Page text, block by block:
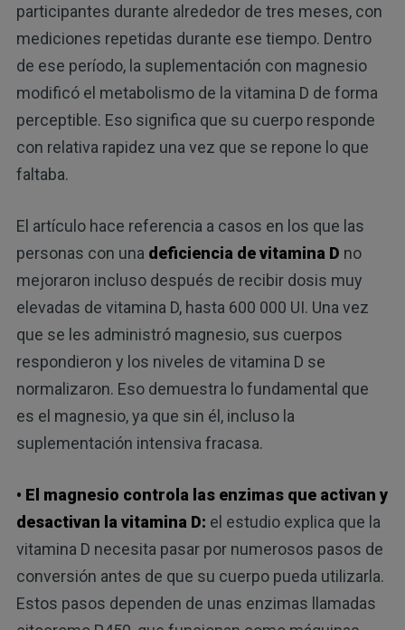
participantes durante alrededor de tres meses, con
mediciones repetidas durante ese tiempo. Dentro
de ese período, la suplementación con magnesio
modificó el metabolismo de la vitamina D de forma
perceptible. Eso significa que su cuerpo responde
con relativa rapidez una vez que se repone lo que
faltaba.
El artículo hace referencia a casos en los que las
personas con una deficiencia de vitamina D no
mejoraron incluso después de recibir dosis muy
elevadas de vitamina D, hasta 600 000 UI. Una vez
que se les administró magnesio, sus cuerpos
respondieron y los niveles de vitamina D se
normalizaron. Eso demuestra lo fundamental que
es el magnesio, ya que sin él, incluso la
suplementación intensiva fracasa.
• El magnesio controla las enzimas que activan y
desactivan la vitamina D: el estudio explica que la
vitamina D necesita pasar por numerosos pasos de
conversión antes de que su cuerpo pueda utilizarla.
Estos pasos dependen de unas enzimas llamadas